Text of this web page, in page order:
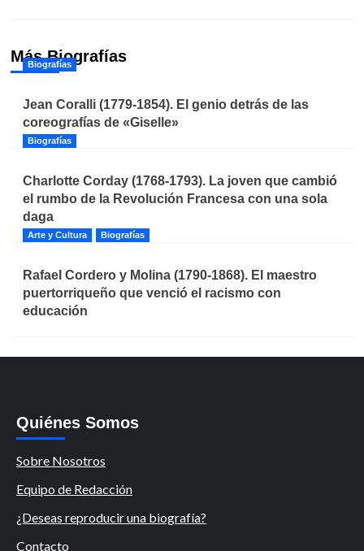
Más Biografías
Biografías
Jean Coralli (1779-1854). El genio detrás de las
coreografías de «Giselle»
Biografías
Charlotte Corday (1768-1793). La joven que cambió
el rumbo de la Revolución Francesa con una sola
daga
Arte y Cultura Biografías
Rafael Cordero y Molina (1790-1868). El maestro
puertorriqueño que venció el racismo con
educación
Quiénes Somos
Sobre Nosotros
Equipo de Redacción
¿Deseas reproducir una biografía?
Contacto